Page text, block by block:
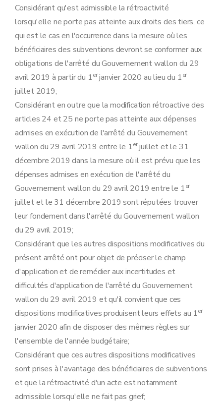
Considérant qu'est admissible la rétroactivité
lorsqu'elle ne porte pas atteinte aux droits des tiers, ce
qui est le cas en l'occurrence dans la mesure où les
bénéficiaires des subventions devront se conformer aux
obligations de l'arrêté du Gouvernement wallon du 29
avril 2019 à partir du 1erjanvier 2020 au lieu du 1er
juillet 2019;
Considérant en outre que la modification rétroactive des
articles 24 et 25 ne porte pas atteinte aux dépenses
admises en exécution de l'arrêté du Gouvernement
wallon du 29 avril 2019 entre le 1erjuillet et le 31
décembre 2019 dans la mesure où il est prévu que les
dépenses admises en exécution de l'arrêté du
Gouvernement wallon du 29 avril 2019 entre le 1er
juillet et le 31 décembre 2019 sont réputées trouver
leur fondement dans l'arrêté du Gouvernement wallon
du 29 avril 2019;
Considérant que les autres dispositions modificatives du
présent arrêté ont pour objet de préciser le champ
d'application et de remédier aux incertitudes et
difficultés d'application de l'arrêté du Gouvernement
wallon du 29 avril 2019 et qu'il convient que ces
dispositions modificatives produisent leurs effets au 1er
janvier 2020 afin de disposer des mêmes règles sur
l'ensemble de l'année budgétaire;
Considérant que ces autres dispositions modificatives
sont prises à l'avantage des bénéficiaires de subventions
et que la rétroactivité d'un acte est notamment
admissible lorsqu'elle ne fait pas grief;